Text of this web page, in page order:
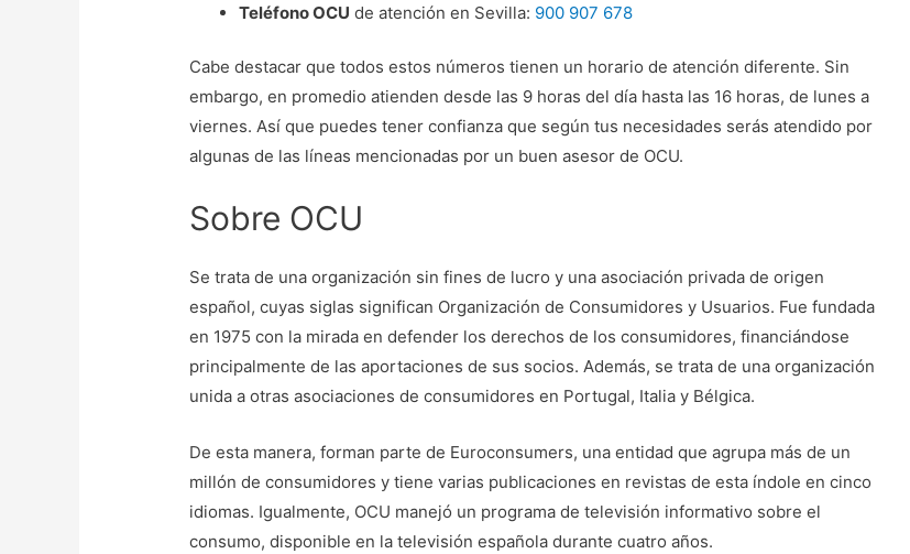
Teléfono OCU de atención en Sevilla: 900 907 678
Cabe destacar que todos estos números tienen un horario de atención diferente. Sin
embargo, en promedio atienden desde las 9 horas del día hasta las 16 horas, de lunes a
viernes. Así que puedes tener confianza que según tus necesidades serás atendido por
algunas de las líneas mencionadas por un buen asesor de OCU.
Sobre OCU
Se trata de una organización sin fines de lucro y una asociación privada de origen
español, cuyas siglas significan Organización de Consumidores y Usuarios. Fue fundada
en 1975 con la mirada en defender los derechos de los consumidores, financiándose
principalmente de las aportaciones de sus socios. Además, se trata de una organización
unida a otras asociaciones de consumidores en Portugal, Italia y Bélgica.
De esta manera, forman parte de Euroconsumers, una entidad que agrupa más de un
millón de consumidores y tiene varias publicaciones en revistas de esta índole en cinco
idiomas. Igualmente, OCU manejó un programa de televisión informativo sobre el
consumo, disponible en la televisión española durante cuatro años.